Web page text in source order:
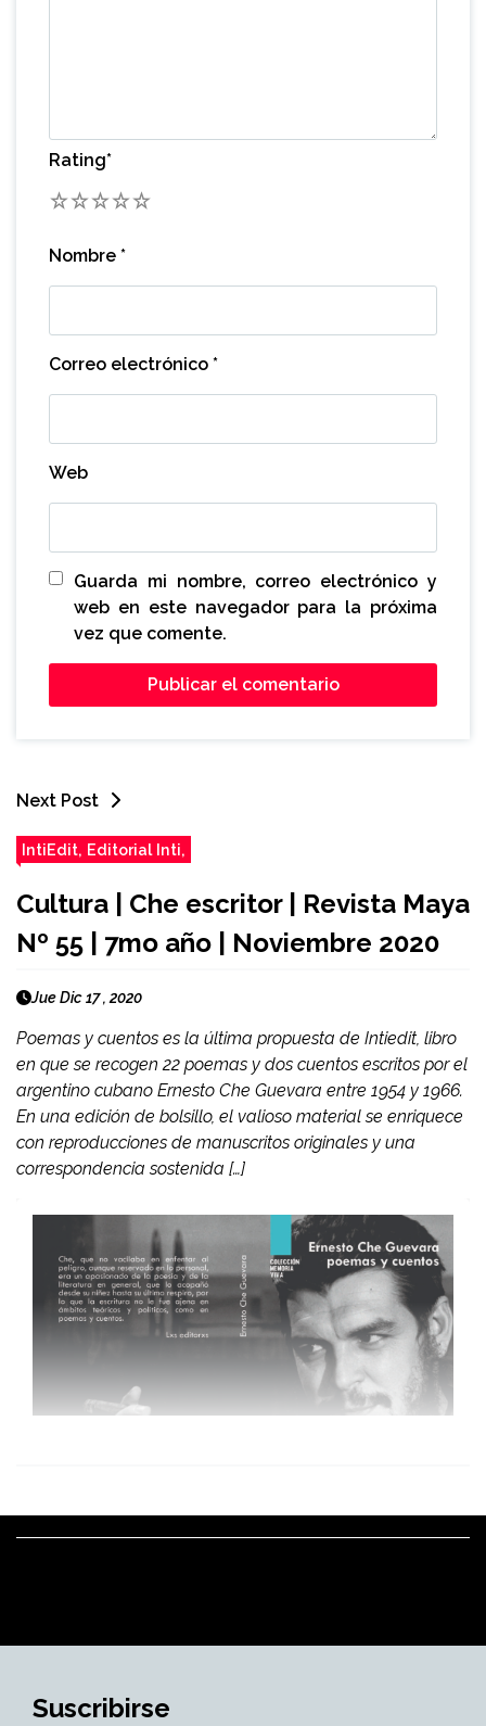
Rating*
5
4
3
2
Nombre *
Correo electrónico *
Web
Guarda mi nombre, correo electrónico y
web en este navegador para la próxima
vez que comente.
Next Post
IntiEdit, Editorial Inti,
Cultura | Che escritor | Revista Maya
Nº 55 | 7mo año | Noviembre 2020
Jue Dic 17 , 2020
Poemas y cuentos es la última propuesta de Intiedit, libro
en que se recogen 22 poemas y dos cuentos escritos por el
argentino cubano Ernesto Che Guevara entre 1954 y 1966.
En una edición de bolsillo, el valioso material se enriquece
con reproducciones de manuscritos originales y una
correspondencia sostenida […]
Suscribirse